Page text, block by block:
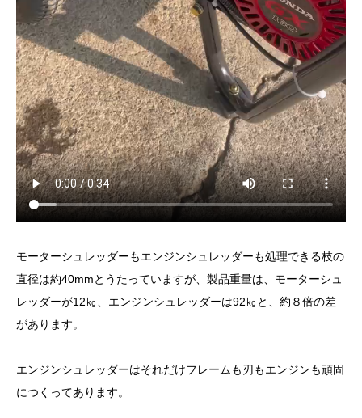
モーターシュレッダーもエンジンシュレッダーも処理できる枝の
直径は約40mmとうたっていますが、製品重量は、モーターシュ
レッダーが12㎏、エンジンシュレッダーは92㎏と、約８倍の差
があります。
エンジンシュレッダーはそれだけフレームも刃もエンジンも頑固
につくってあります。